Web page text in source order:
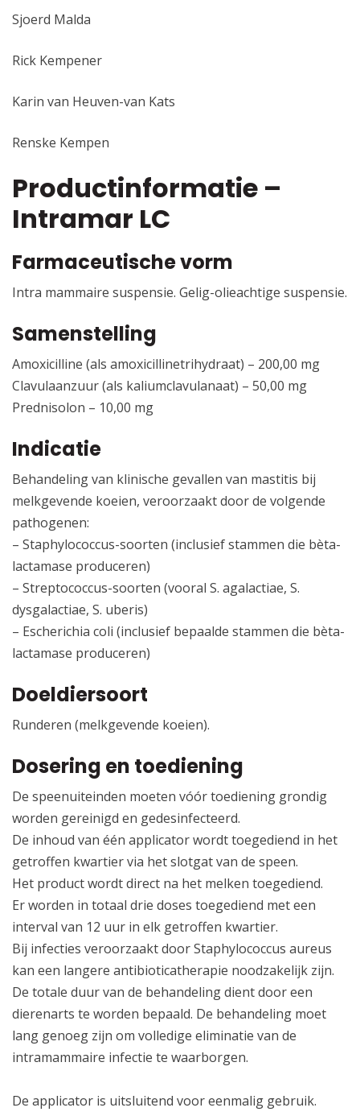
Sjoerd Malda
Rick Kempener
Karin van Heuven-van Kats
Renske Kempen
Productinformatie –
Intramar LC
Farmaceutische vorm
Intra mammaire suspensie. Gelig-olieachtige suspensie.
Samenstelling
Amoxicilline (als amoxicillinetrihydraat) – 200,00 mg
Clavulaanzuur (als kaliumclavulanaat) – 50,00 mg
Prednisolon – 10,00 mg
Indicatie
Behandeling van klinische gevallen van mastitis bij
melkgevende koeien, veroorzaakt door de volgende
pathogenen:
– Staphylococcus-soorten (inclusief stammen die bèta-
lactamase produceren)
– Streptococcus-soorten (vooral S. agalactiae, S.
dysgalactiae, S. uberis)
– Escherichia coli (inclusief bepaalde stammen die bèta-
lactamase produceren)
Doeldiersoort
Runderen (melkgevende koeien).
Dosering en toediening
De speenuiteinden moeten vóór toediening grondig
worden gereinigd en gedesinfecteerd.
De inhoud van één applicator wordt toegediend in het
getroffen kwartier via het slotgat van de speen.
Het product wordt direct na het melken toegediend.
Er worden in totaal drie doses toegediend met een
interval van 12 uur in elk getroffen kwartier.
Bij infecties veroorzaakt door Staphylococcus aureus
kan een langere antibioticatherapie noodzakelijk zijn.
De totale duur van de behandeling dient door een
dierenarts te worden bepaald. De behandeling moet
lang genoeg zijn om volledige eliminatie van de
intramammaire infectie te waarborgen.
De applicator is uitsluitend voor eenmalig gebruik.